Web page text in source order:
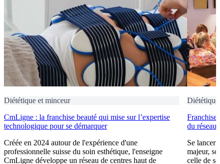
Diététique et minceur
CmLigne : la franchise beauté qui mise sur l’expertise
technologique pour se démarquer
Créée en 2024 autour de l'expérience d'une
professionnelle suisse du soin esthétique, l'enseigne
CmLigne développe un réseau de centres haut de
Franchise
du réseau
Se lancer
majeur,
celle de